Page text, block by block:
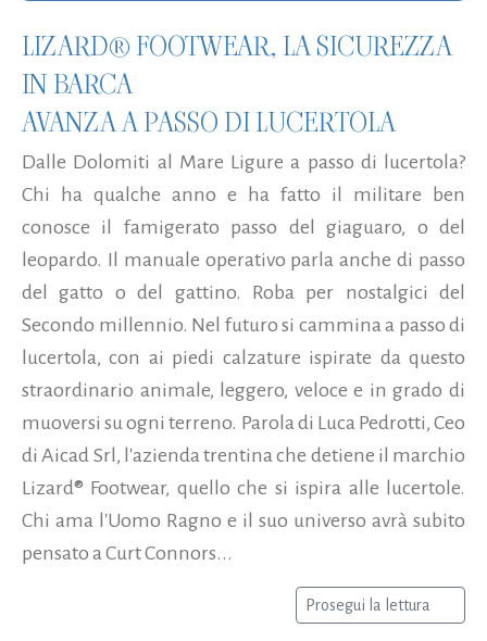
LIZARD® FOOTWEAR, LA SICUREZZA
IN BARCA
AVANZA A PASSO DI LUCERTOLA
Dalle Dolomiti al Mare Ligure a passo di lucertola?
Chi ha qualche anno e ha fatto il militare ben
conosce il famigerato passo del giaguaro, o del
leopardo. Il manuale operativo parla anche di passo
del gatto o del gattino. Roba per nostalgici del
Secondo millennio. Nel futuro si cammina a passo di
lucertola, con ai piedi calzature ispirate da questo
straordinario animale, leggero, veloce e in grado di
muoversi su ogni terreno. Parola di Luca Pedrotti, Ceo
di Aicad Srl, l'azienda trentina che detiene il marchio
Lizard® Footwear, quello che si ispira alle lucertole.
Chi ama l'Uomo Ragno e il suo universo avrà subito
pensato a Curt Connors...
Prosegui la lettura